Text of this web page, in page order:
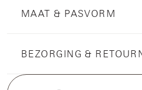
MAAT & PASVORM
BEZORGING &